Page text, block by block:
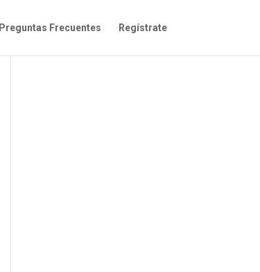
Preguntas Frecuentes Regístrate